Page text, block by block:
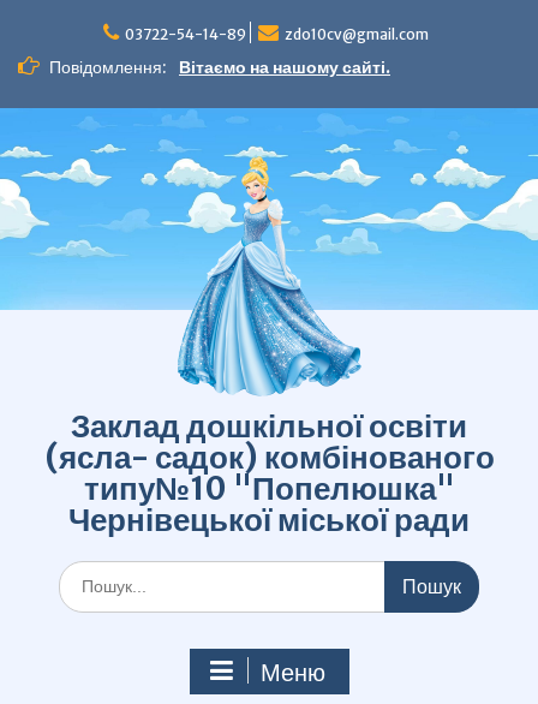
вмісту
03722-54-14-89 zdo10cv@gmail.com
Повідомлення: Вітаємо на нашому сайті.
Заклад дошкільної освіти
(ясла- садок) комбінованого
типу№10 "Попелюшка"
Чернівецької міської ради
Шукати:
Меню